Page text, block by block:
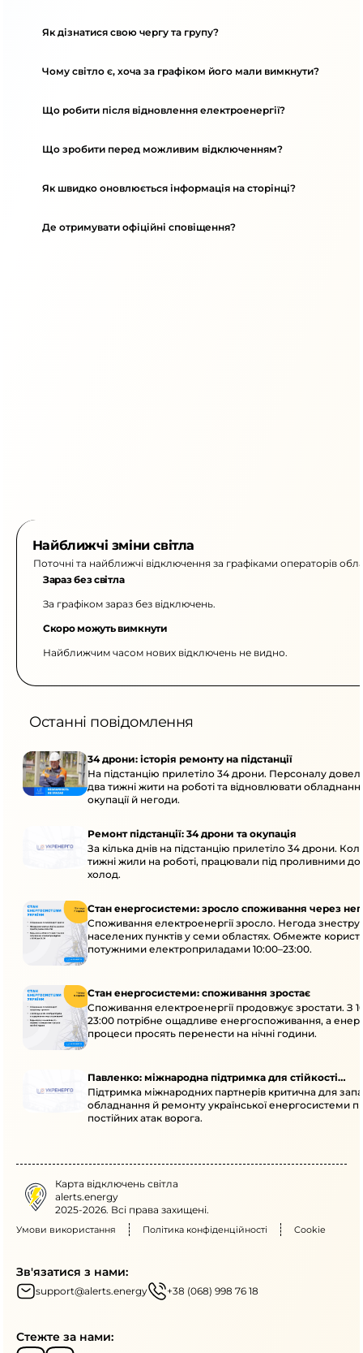
Як дізнатися свою чергу та групу?
Чому світло є, хоча за графіком його мали вимкнути?
Що робити після відновлення електроенергії?
Що зробити перед можливим відключенням?
Як швидко оновлюється інформація на сторінці?
Де отримувати офіційні сповіщення?
Найближчі зміни світла
Поточні та найближчі відключення за графіками операторів
Зараз без світла
За графіком зараз без відключень.
Скоро можуть вимкнути
Найближчим часом нових відключень не видно.
Останні повідомлення
34 дрони: історія ремонту на підстанції
На підстанцію прилетіло 34 дрони. Персоналу
два тижні жити на роботі та відновлювати
окупації й негоди.
Ремонт підстанції: 34 дрони та окупація
За кілька днів на підстанцію прилетіло 34 дрони.
тижні жили на роботі, працювали під проливними
холод.
Стан енергосистеми: зросло споживання через
Споживання електроенергії зросло. Негода
населених пунктів у семи областях. Обмежте
потужними електроприладами 10:00–23:00.
Стан енергосистеми: споживання зростає
Споживання електроенергії продовжує зростати. З
23:00 потрібне ощадливе енергоспоживання, а
процеси просять перенести на нічні години.
Павленко: міжнародна підтримка для стійкості
енергосистеми
Підтримка міжнародних партнерів критична для
обладнання й ремонту української енергосистеми
постійних атак ворога.
Карта відключень світла
alerts.energy
2025-2026. Всі права захищені.
Умови використання Політика конфіденційності Cookie
Зв'язатися з нами:
support@alerts.energy +38 (068) 998 76 18
Стежте за нами: